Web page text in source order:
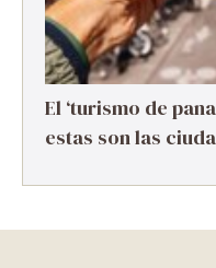
El ‘turismo de
estas son las